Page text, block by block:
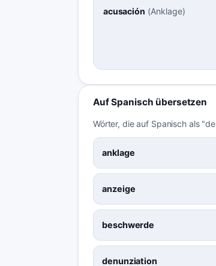
acusación (Anklage)
Auf Spanisch übersetzen
Wörter, die auf Spanisch als
anklage
anzeige
beschwerde
denunziation